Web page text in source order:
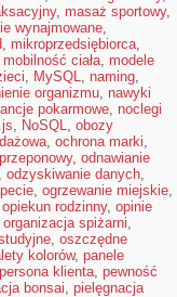
, masaż sportowy,
wynajmowane,
, mikroprzedsiębiorca,
mobilność ciała, modele
, MySQL, naming,
organizmu, nawyki
pokarmowe, noclegi
, NoSQL, obozy
, ochrona marki,
, odnawianie
odzyskiwanie danych,
, ogrzewanie miejskie,
opiekun rodzinny, opinie
organizacja spiżarni,
, oszczędne
kolorów, panele
persona klienta, pewność
bonsai, pielęgnacja